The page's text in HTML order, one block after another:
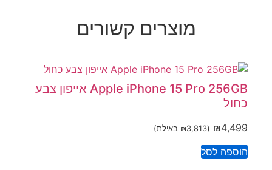
מוצרים קשורים
Apple iPhone 15 Pro 256GB אייפון צבע
כחול
₪4,499
(
₪3,813 באילת)
הוספה לסל